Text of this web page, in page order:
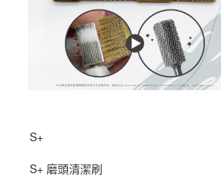
S+
S+ 磨頭清潔刷